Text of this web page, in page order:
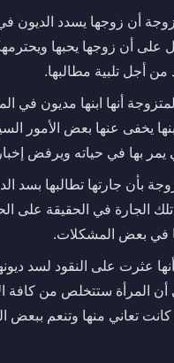
أن زوجها يسدد الديون
على أن زوجها يحبها
من أجل تلبية مطالبها.
أنها ابنها مديون في
يخفى عنها بعض الأمور
بها في حياته ويرفض
بأن جارتها تطالبها بسد
تلك الجارة في الحقيقة على
في بعض المشكلات.
عثرت على النقود لسد
أن المرأة ستتخلص من كافة
كانت تعاني منها وتنعم ببعض